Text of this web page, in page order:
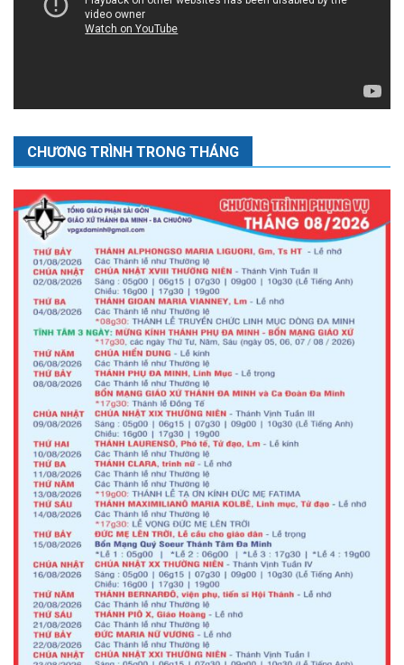
CHƯƠNG TRÌNH TRONG THÁNG